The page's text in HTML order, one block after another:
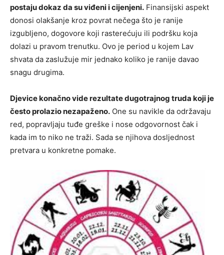
postaju dokaz da su viđeni i cijenjeni. Finansijski aspekt
donosi olakšanje kroz povrat nečega što je ranije
izgubljeno, dogovore koji rasterećuju ili podršku koja
dolazi u pravom trenutku. Ovo je period u kojem Lav
shvata da zaslužuje mir jednako koliko je ranije davao
snagu drugima.
Djevice konačno vide rezultate dugotrajnog truda koji je
često prolazio nezapaženo. One su navikle da održavaju
red, popravljaju tuđe greške i nose odgovornost čak i
kada im to niko ne traži. Sada se njihova dosljednost
pretvara u konkretne pomake.